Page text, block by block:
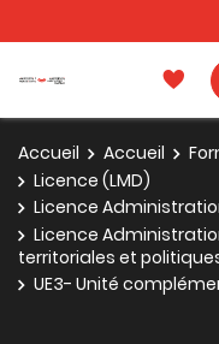
Accueil Accueil
Licence (LMD)
Licence
Licence
territoriales et
UE3- Unité